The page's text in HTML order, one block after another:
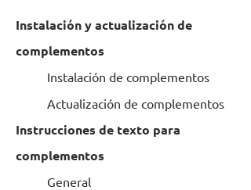
Instalación y actualización de
complementos
Instalación de complementos
Actualización de complementos
Instrucciones de texto para
complementos
General